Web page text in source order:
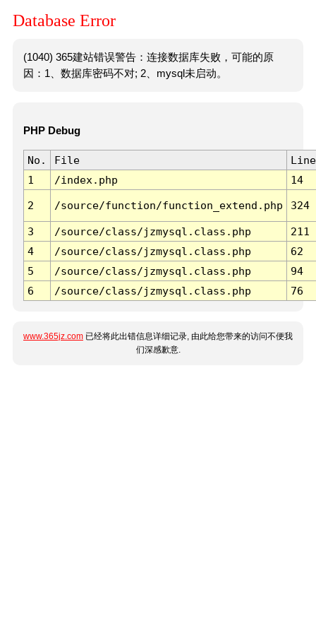
Database Error
(1040) 365建站错误警告：连接数据库失败，可能的原
因：1、数据库密码不对; 2、mysql未启动。
PHP Debug
No. File
Line
1
/index.php 14
2 /source/function/function_extend.php 324
3 /source/class/jzmysql.class.php
211
4
/source/class/jzmysql.class.php
62
5
/source/class/jzmysql.class.php
94
6
/source/class/jzmysql.class.php 76
www.365jz.com 已经将此出错信息详细记录, 由此给您带来的访问不便我
们深感歉意.